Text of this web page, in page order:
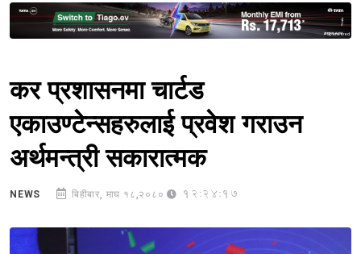
Sponsored
कर प्रशासनमा चार्टड
एकाउण्टेन्सहरुलाई प्रवेश गराउन
अर्थमन्त्री सकारात्मक
NEWS बिहीबार, माघ १८,२०८० 12:24:17